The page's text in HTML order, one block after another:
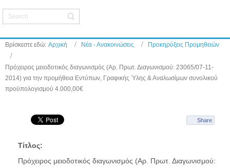
Βρίσκεστε εδώ: Αρχική Νέα - Ανακοινώσεις Προκηρύξεις Προμηθειών
Πρόχειρος μειοδοτικός διαγωνισμός (Αρ. Πρωτ. Διαγωνισμού: 23065/07-11-
2014) για την προμήθεια Εντύπων, Γραφικής Ύλης & Αναλωσίμων συνολικού
προϋπολογισμού 4.000,00€
Share
Τίτλος:
Πρόχειρος μειοδοτικός διαγωνισμός (Αρ. Πρωτ. Διαγωνισμού: